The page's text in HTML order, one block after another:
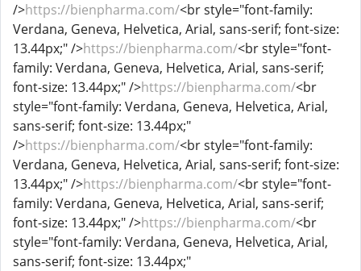
/>https://bienpharma.com/<br style="font-family:
Verdana, Geneva, Helvetica, Arial, sans-serif; font-size:
13.44px;" />https://bienpharma.com/<br style="font-
family: Verdana, Geneva, Helvetica, Arial, sans-serif;
font-size: 13.44px;" />https://bienpharma.com/<br
style="font-family: Verdana, Geneva, Helvetica, Arial,
sans-serif; font-size: 13.44px;"
/>https://bienpharma.com/<br style="font-family:
Verdana, Geneva, Helvetica, Arial, sans-serif; font-size:
13.44px;" />https://bienpharma.com/<br style="font-
family: Verdana, Geneva, Helvetica, Arial, sans-serif;
font-size: 13.44px;" />https://bienpharma.com/<br
style="font-family: Verdana, Geneva, Helvetica, Arial,
sans-serif; font-size: 13.44px;"